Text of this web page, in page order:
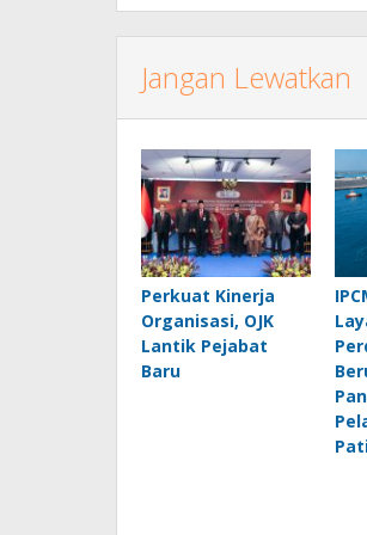
Jangan Lewatkan
Perkuat Kinerja
Organisasi, OJK
Lantik Pejabat
Baru